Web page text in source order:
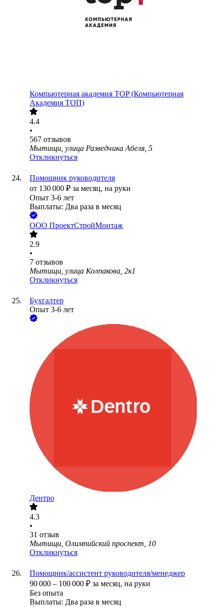
Компьютерная академия TOP (Компьютерная
Академия ТОП)
4.4
•
567 отзывов
Мытищи, улица Разведчика Абеля, 5
Откликнуться
Помощник руководителя
от 130 000 ₽ за месяц, на руки
Опыт 3-6 лет
Выплаты: Два раза в месяц
ООО ПроектСтройМонтаж
2.9
•
7 отзывов
Мытищи, улица Колпакова, 2к1
Откликнуться
Бухгалтер
Опыт 3-6 лет
Дентро
4.3
•
31 отзыв
Мытищи, Олимпийский проспект, 10
Откликнуться
Помощник/ассистент руководителя/менеджер
90 000 – 100 000 ₽ за месяц, на руки
Без опыта
Выплаты: Два раза в месяц